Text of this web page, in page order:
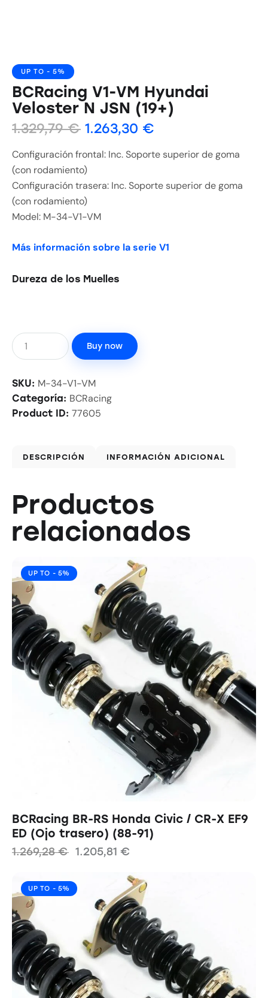
UP TO - 5%
BCRacing V1-VM Hyundai
Veloster N JSN (19+)
1.329,79€ 1.263,30 €
Configuración frontal: Inc. Soporte superior de goma
(con rodamiento)
Configuración trasera: Inc. Soporte superior de goma
(con rodamiento)
Model: M-34-V1-VM
Más información sobre la serie V1
Dureza de los Muelles
Buy now
SKU: M-34-V1-VM
Categoría: BCRacing
Product ID: 77605
DESCRIPCIÓN INFORMACIÓN ADICIONAL
Productos
relacionados
UP TO - 5%
BCRacing BR-RS Honda Civic / CR-X EF9
ED (Ojo trasero) (88-91)
1.269,28€ 1.205,81 €
UP TO - 5%